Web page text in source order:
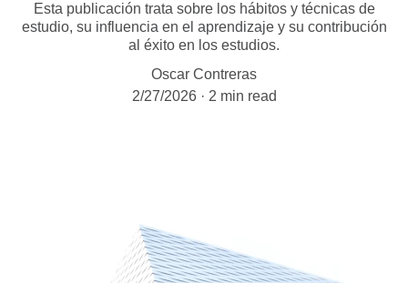
Esta publicación trata sobre los hábitos y técnicas de
estudio, su influencia en el aprendizaje y su contribución
al éxito en los estudios.
Oscar Contreras
2/27/2026
2 min read